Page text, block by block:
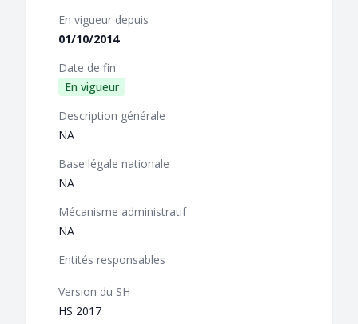
En vigueur depuis
01/10/2014
Date de fin
En vigueur
Description générale
NA
Base légale nationale
NA
Mécanisme administratif
NA
Entités responsables
Version du SH
HS 2017